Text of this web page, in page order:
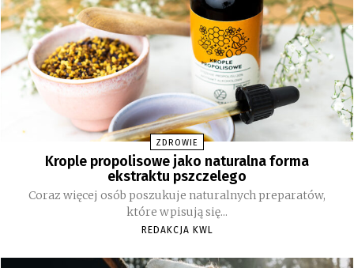
ZDROWIE
Krople propolisowe jako naturalna forma
ekstraktu pszczelego
Coraz więcej osób poszukuje naturalnych preparatów,
które wpisują się...
REDAKCJA KWL